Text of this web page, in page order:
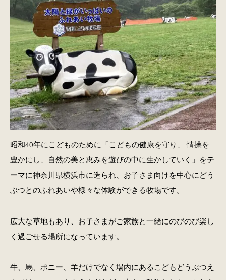
昭和40年にこどものために「こどもの健康を守り、 情操を
豊かにし、自然の美と恵みを遊びの中に生かしていく」をテ
ーマに神奈川県横浜市に造られ、お子さま向けを中心にどう
ぶつとのふれあいや様々な体験ができる牧場です。
広大な草地もあり、お子さまがご家族と一緒にのびのび楽し
く過ごせる場所になっています。
牛、馬、ポニー、羊だけでなく場内にあるこどもどうぶつえ